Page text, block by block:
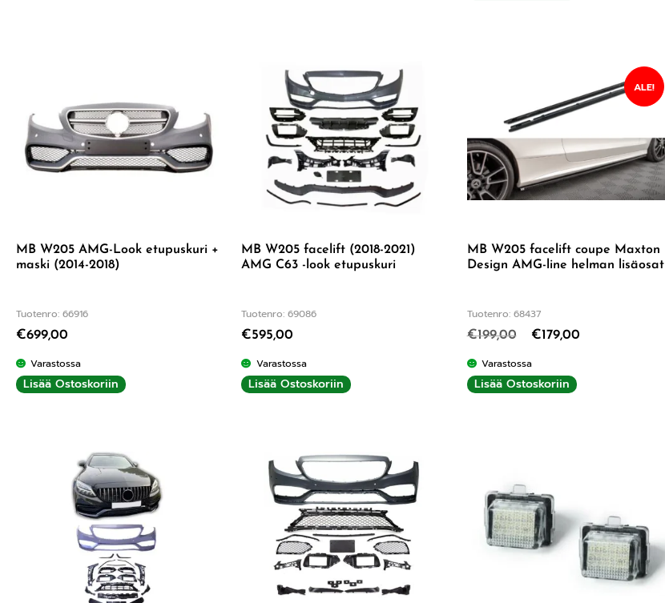
MB W205 AMG-Look etupuskuri +
maski (2014-2018)
Tuotenro: 66916
€699,00
Varastossa
Lisää Ostoskoriin
MB W205 facelift (2018-2021)
AMG C63 -look etupuskuri
Tuotenro: 69086
€595,00
Varastossa
Lisää Ostoskoriin
MB W205 facelift coupe Maxton
Design AMG-line helman lisäosat
Tuotenro: 68437
ALE!
€199,00 €179,00
Varastossa
Lisää Ostoskoriin